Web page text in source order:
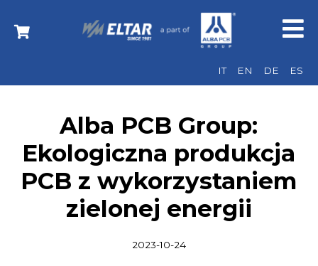
IT EN DE ES
Alba PCB Group:
Ekologiczna produkcja
PCB z wykorzystaniem
zielonej energii
2023-10-24